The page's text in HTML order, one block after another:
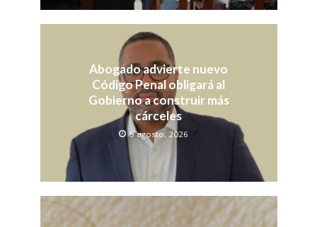
Abogado advierte nuevo
Código Penal obligará al
Gobierno a construir más
cárceles
5 agosto, 2026